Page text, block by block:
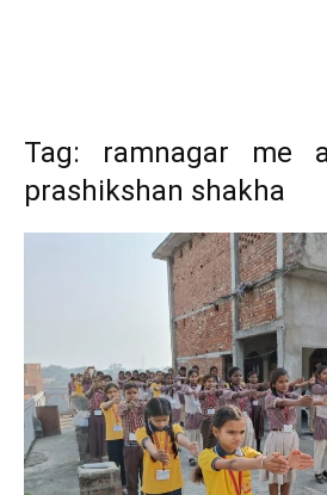
Tag: ramnagar me
prashikshan shakha